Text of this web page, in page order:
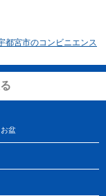
都宮市のコンビニエンス
盆